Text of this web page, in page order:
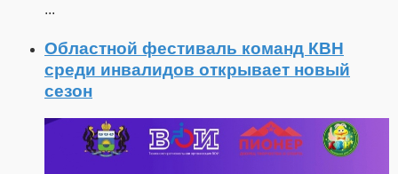
...
Областной фестиваль команд КВН
среди инвалидов открывает новый
сезон